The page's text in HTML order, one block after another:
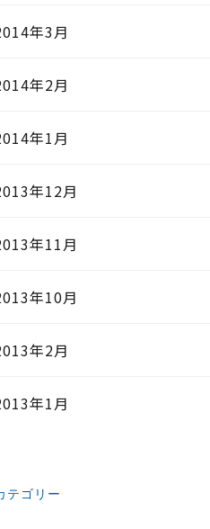
年3月
年2月
年1月
年12月
年11月
年10月
年2月
年1月
テゴリー